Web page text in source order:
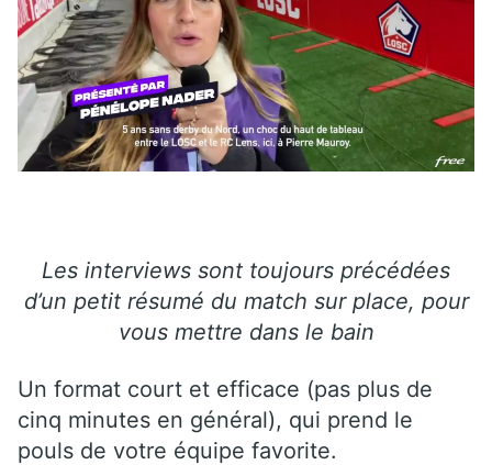
Les interviews sont toujours précédées
d’un petit résumé du match sur place, pour
vous mettre dans le bain
Un format court et efficace (pas plus de
cinq minutes en général), qui prend le
pouls de votre équipe favorite.